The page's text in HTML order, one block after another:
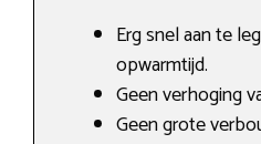
Erg snel aan te
opwarmtijd.
Geen verhoging
Geen grote